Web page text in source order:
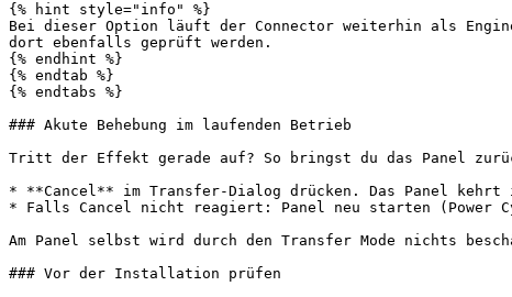
{% hint style="info" %}
Bei dieser Option läuft der Connector weiterhin als
dort ebenfalls geprüft werden.
{% endhint %}
{% endtab %}
{% endtabs %}
### Akute Behebung im laufenden Betrieb
Tritt der Effekt gerade auf? So bringst du das Panel
* **Cancel** im Transfer-Dialog drücken. Das Panel kehrt
* Falls Cancel nicht reagiert: Panel neu starten (Power
Am Panel selbst wird durch den Transfer Mode nichts
### Vor der Installation prüfen